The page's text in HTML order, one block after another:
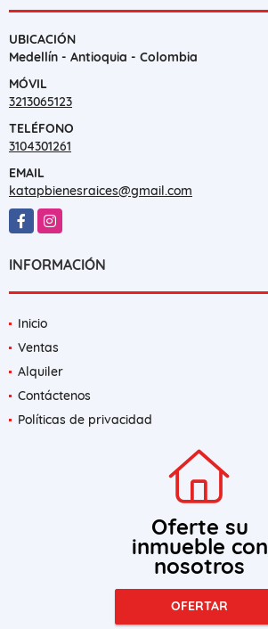
UBICACIÓN
Medellín - Antioquia - Colombia
MÓVIL
3213065123
TELÉFONO
3104301261
EMAIL
katapbienesraices@gmail.com
FacebookInstagram
INFORMACIÓN
Inicio
Ventas
Alquiler
Contáctenos
Políticas de privacidad
Oferte su
inmueble con
nosotros
OFERTAR